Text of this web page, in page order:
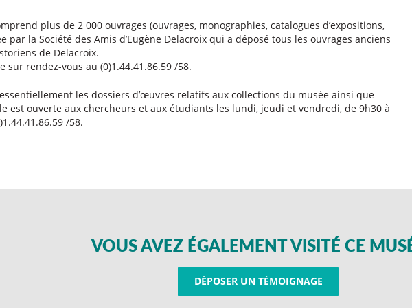
plus de 2 000 ouvrages (ouvrages, monographies, catalogues d’expositions,
par la Société des Amis d’Eugène Delacroix qui a déposé tous les ouvrages anciens
de Delacroix.
sur rendez-vous au (0)1.44.41.86.59 /58.
les dossiers d’œuvres relatifs aux collections du musée ainsi que
est ouverte aux chercheurs et aux étudiants les lundi, jeudi et vendredi, de 9h30 à
/58.
VOUS AVEZ ÉGALEMENT VISITÉ CE
DÉPOSER UN TÉMOIGNAGE